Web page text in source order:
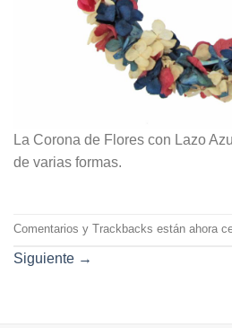
La Corona de Flores con Lazo
de varias formas.
Comentarios y Trackbacks están ahora
Siguiente →